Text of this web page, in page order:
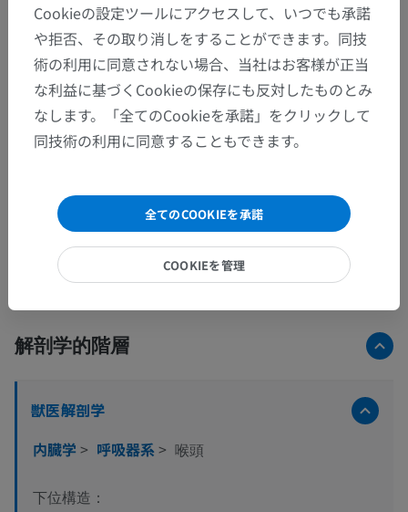
全35枚中15枚の画像
解剖学的階層
獣医解剖学
内臓学 > 呼吸器系> 喉頭
下位構造：
Cookieの設定ツールにアクセスして、いつでも承諾
や拒否、その取り消しをすることができます。同技
術の利用に同意されない場合、当社はお客様が正当
な利益に基づくCookieの保存にも反対したものとみ
なします。「全てのCookieを承諾」をクリックして
同技術の利用に同意することもできます。
全てのCOOKIEを承諾
COOKIEを管理